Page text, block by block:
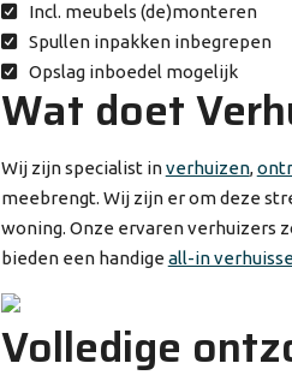
Incl. meubels (de)monteren
Spullen inpakken inbegrepen
Opslag inboedel mogelijk
Wat doet
Wij zijn specialist inverhuizen,
meebrengt. Wij zijn er om deze
woning. Onze ervaren verhuizers
bieden een handige all-in
Volledige